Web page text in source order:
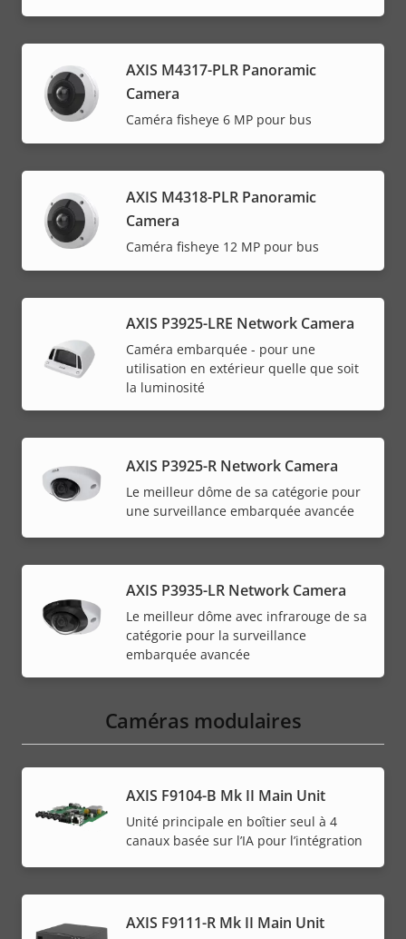
AXIS M4317-PLR Panoramic
Camera
Caméra fisheye 6 MP pour bus
AXIS M4318-PLR Panoramic
Camera
Caméra fisheye 12 MP pour bus
AXIS P3925-LRE Network Camera
Caméra embarquée - pour une
utilisation en extérieur quelle que soit
la luminosité
AXIS P3925-R Network Camera
Le meilleur dôme de sa catégorie pour
une surveillance embarquée avancée
AXIS P3935-LR Network Camera
Le meilleur dôme avec infrarouge de sa
catégorie pour la surveillance
embarquée avancée
Caméras modulaires
AXIS F9104-B Mk II Main Unit
Unité principale en boîtier seul à 4
canaux basée sur l’IA pour l’intégration
AXIS F9111-R Mk II Main Unit